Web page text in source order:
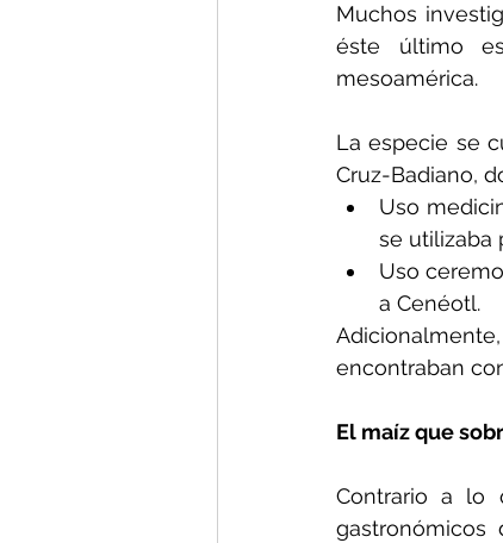
Muchos
éste último
mesoamérica.
La especie se
Cruz-Badiano,
Uso
se utilizaba
Uso
a Cenéotl.
encontraban
El maíz que
Contrario a lo